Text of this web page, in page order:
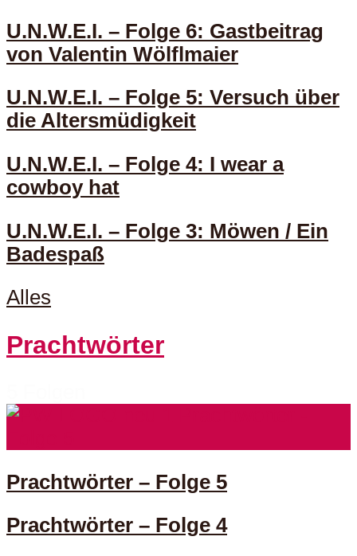
U.N.W.E.I. – Folge 6: Gastbeitrag
von Valentin Wölflmaier
U.N.W.E.I. – Folge 5: Versuch über
die Altersmüdigkeit
U.N.W.E.I. – Folge 4: I wear a
cowboy hat
U.N.W.E.I. – Folge 3: Möwen / Ein
Badespaß
Alles
Prachtwörter
Prachtwörter – Folge 5
Prachtwörter – Folge 4